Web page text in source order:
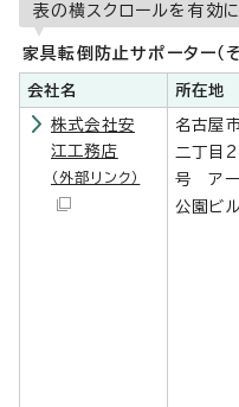
表の横スクロールを有効
家具転倒防止サポーター（
会社名 所在地
株式会社安
江工務店
（外部リンク）
名古屋
二丁目
号 アー
公園ビ